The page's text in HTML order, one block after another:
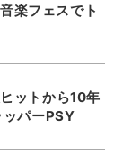
楽フェスでト
ットから10年
ッパーPSY